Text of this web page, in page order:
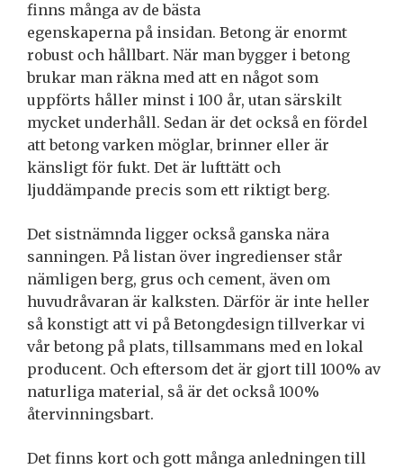
finns många av de bästa
egenskaperna på insidan. Betong är enormt
robust och hållbart. När man bygger i betong
brukar man räkna med att en något som
uppförts håller minst i 100 år, utan särskilt
mycket underhåll. Sedan är det också en fördel
att betong varken möglar, brinner eller är
känsligt för fukt. Det är lufttätt och
ljuddämpande precis som ett riktigt berg.
Det sistnämnda ligger också ganska nära
sanningen. På listan över ingredienser står
nämligen berg, grus och cement, även om
huvudråvaran är kalksten. Därför är inte heller
så konstigt att vi på Betongdesign tillverkar vi
vår betong på plats, tillsammans med en lokal
producent. Och eftersom det är gjort till 100% av
naturliga material, så är det också 100%
återvinningsbart.
Det finns kort och gott många anledningen till